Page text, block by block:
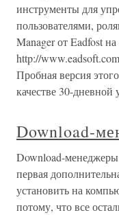
инструменты для
пользователями,
Manager от Eadfost на
http://
Пробная версия
качестве 30-
Download-
Download-
первая
установить на
потому, что все